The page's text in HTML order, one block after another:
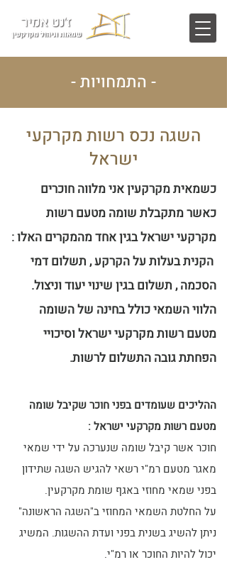
- התמחויות -
השגה נכס רשות מקרקעי
ישראל
כשמאית מקרקעין אני מלווה חוכרים
כאשר מתקבלת שומה מטעם רשות
מקרקעי ישראל בגין אחד מהמקרים האלו :
הקנית בעלות על הקרקע , תשלום דמי
הסכמה , תשלום בגין שינוי יעוד וניצול.
הלווי השמאי כולל בחינה של השומה
מטעם רשות מקרקעי ישראל וסיכויי
הפחתת גובה התשלום לרשות.
ההליכים שעומדים בפני חוכר שקיבל שומה
מטעם רשות מקרקעי ישראל :
חוכר אשר קיבל שומה שנערכה על ידי שמאי
מאגר מטעם רמ"י רשאי להגיש השגה שתידון
בפני שמאי מחוזי באגף שומת מקרקעין.
על החלטת השמאי המחוזי ב"השגה הראשונה"
ניתן להשיג בשנית בפני ועדת ההשגות. המשיג
יכול להיות החוכר או רמ"י.